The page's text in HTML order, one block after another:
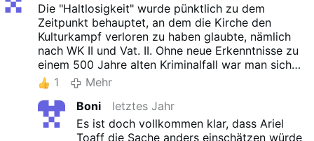
Die "Haltlosigkeit" wurde pünktlich zu dem
Zeitpunkt behauptet, an dem die Kirche den
Kulturkampf verloren zu haben glaubte, nämlich
nach WK II und Vat. II. Ohne neue Erkenntnisse zu
einem 500 Jahre alten Kriminalfall war man sich
jetzt plötzlich sicher, dass alles nur
"Antisemitismus" gewesen sei. Die vielen Wunder,
von denen die unzähligen Votivtafeln zeugten,
galten nichts mehr. Das heilige Land Tirol hat
seinen Patron fallen gelassen wie eine heiße
1
Mehr
Boni
letztes Jahr
Es ist doch vollkommen klar, dass Ariel
Toaff die Sache anders einschätzen würde